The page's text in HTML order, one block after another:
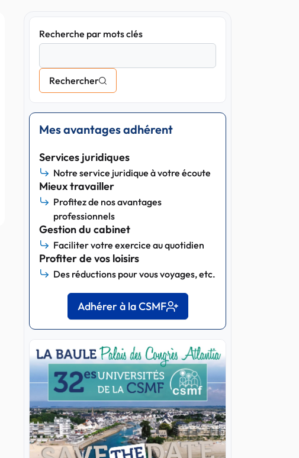
Recherche par mots clés
Rechercher
Mes avantages adhérent
Services juridiques
Notre service juridique à votre écoute
Mieux travailler
Profitez de nos avantages
professionnels
Gestion du cabinet
Faciliter votre exercice au quotidien
Profiter de vos loisirs
Des réductions pour vous voyages, etc.
Adhérer à la CSMF